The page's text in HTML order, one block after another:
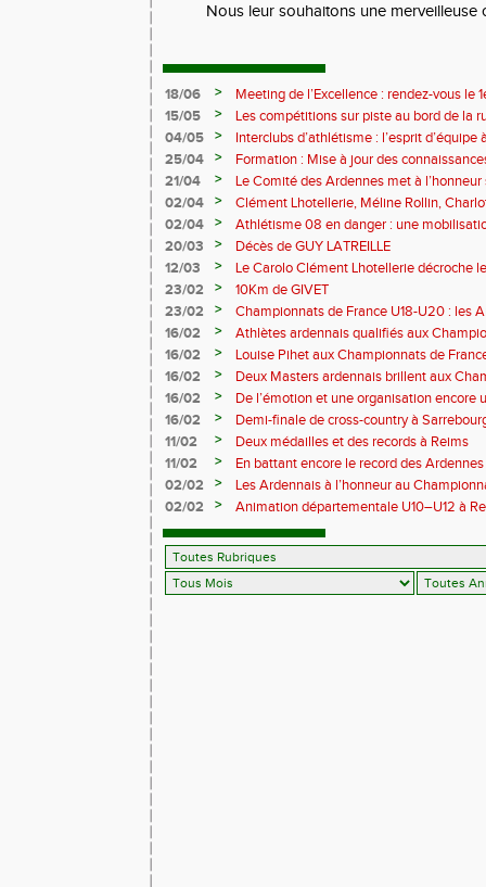
Nous leur souhaitons une merveilleuse
18/06 >
Meeting de l’Excellence : rendez-vous le
15/05
>
Les compétitions sur piste au bord de la
04/05
>
Interclubs d’athlétisme : l’esprit d’équipe
rempart contre la sédentarité des jeunes
25/04 >
Formation : Mise à jour des
M372)
21/04 >
Le Comité des Ardennes met à
02/04
>
Clément Lhotellerie, Méline Rollin,
prolifique pour les coureurs ardennais
02/04 >
Athlétisme 08 en danger : une
20/03
>
Décès de GUY LATREILLE
12/03
>
Le Carolo Clément Lhotellerie décroche
master de cross-country
23/02 >
10Km de GIVET
23/02
>
Championnats de France U18-U20 : les
Val-de-Reuil
16/02 >
Athlètes ardennais qualifiés aux
en salle
16/02 >
Louise Pihet aux Championnats de
16/02
>
Deux Masters ardennais brillent aux
Saint‑Brieuc
16/02 >
De l’émotion et une organisation encore
Trail 2026
16/02 >
Demi-finale de cross-country à
boue… et à la fête !
11/02 >
Deux médailles et des records à Reims
11/02
>
En battant encore le record des
Pihet ira aux championnats de France
02/02 >
Les Ardennais à l’honneur au
02/02
>
Animation départementale U10–U12 à